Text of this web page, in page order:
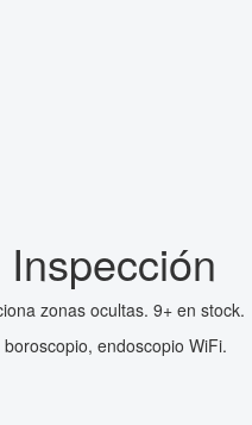
zonas ocultas. 9+ en stock.
endoscopio WiFi.